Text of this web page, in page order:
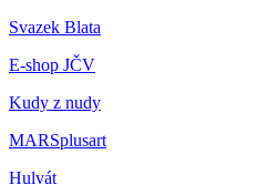
Svazek Blata
E-shop JČV
Kudy z nudy
MARSplusart
Hulvát